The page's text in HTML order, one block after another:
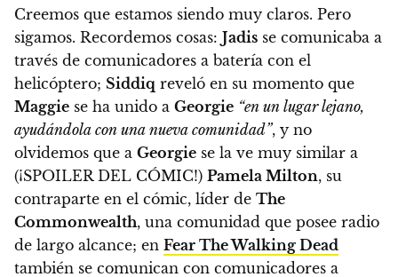
Creemos que estamos siendo muy claros. Pero
sigamos. Recordemos cosas: Jadis se comunicaba a
través de comunicadores a batería con el
helicóptero; Siddiq reveló en su momento que
Maggie se ha unido a Georgie “en un lugar lejano,
ayudándola con una nueva comunidad”, y no
olvidemos que a Georgie se la ve muy similar a
(¡SPOILER DEL CÓMIC!) Pamela Milton, su
contraparte en el cómic, líder de The
Commonwealth, una comunidad que posee radio
de largo alcance; en Fear The Walking Dead
también se comunican con comunicadores a